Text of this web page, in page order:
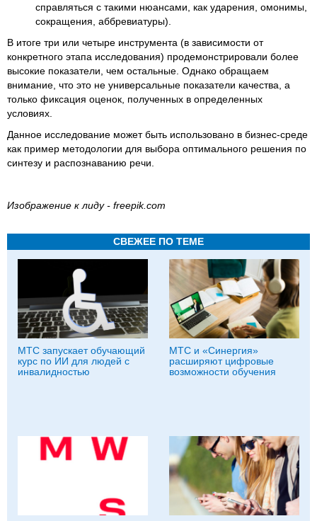
справляться с такими нюансами, как ударения, омонимы,
сокращения, аббревиатуры).
В итоге три или четыре инструмента (в зависимости от
конкретного этапа исследования) продемонстрировали более
высокие показатели, чем остальные. Однако обращаем
внимание, что это не универсальные показатели качества, а
только фиксация оценок, полученных в определенных
условиях.
Данное исследование может быть использовано в бизнес-среде
как пример методологии для выбора оптимального решения по
синтезу и распознаванию речи.
Изображение к лиду - freepik.com
СВЕЖЕЕ ПО ТЕМЕ
МТС запускает обучающий
курс по ИИ для людей с
инвалидностью
МТС и «Синергия»
расширяют цифровые
возможности обучения